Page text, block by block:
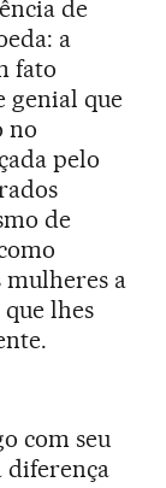
de
a
fato
genial que
no
pelo
de
a
lhes
com seu
diferença